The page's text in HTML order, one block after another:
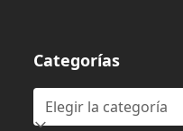
Categorías
Categorías